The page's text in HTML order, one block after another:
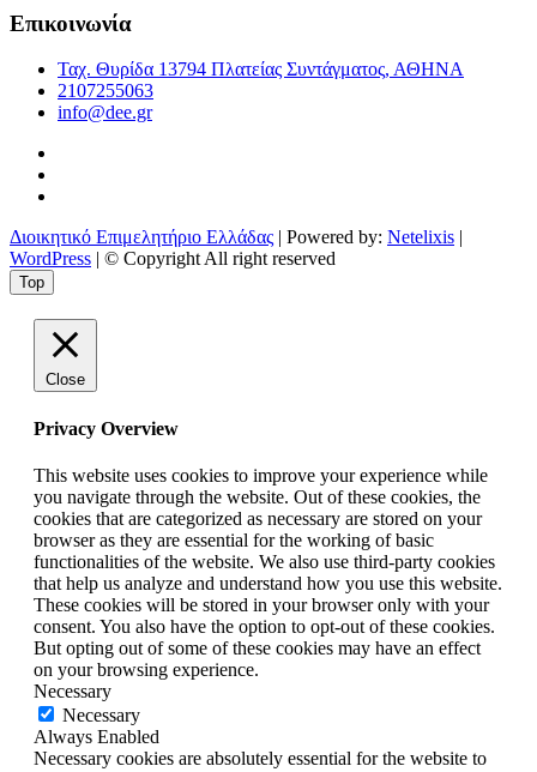
Επικοινωνία
Ταχ. Θυρίδα 13794 Πλατείας Συντάγματος, ΑΘΗΝΑ
2107255063
info@dee.gr
Διοικητικό Επιμελητήριο Ελλάδας | Powered by: Netelixis |
WordPress | © Copyright All right reserved
Top
Close
Privacy Overview
This website uses cookies to improve your experience while
you navigate through the website. Out of these cookies, the
cookies that are categorized as necessary are stored on your
browser as they are essential for the working of basic
functionalities of the website. We also use third-party cookies
that help us analyze and understand how you use this website.
These cookies will be stored in your browser only with your
consent. You also have the option to opt-out of these cookies.
But opting out of some of these cookies may have an effect
on your browsing experience.
Necessary
Necessary
Always Enabled
Necessary cookies are absolutely essential for the website to